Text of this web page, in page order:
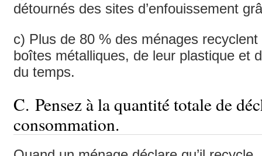
détournés des sites d’enfouissement
c) Plus de 80 % des ménages
boîtes métalliques, de leur plastique et
du temps.
C. Pensez à la quantité totale de
consommation.